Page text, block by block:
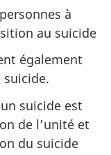
à
au suicide
également
suicide est
de l’unité et
du suicide